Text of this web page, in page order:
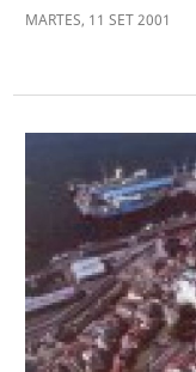
MARTES, 11 SET2001